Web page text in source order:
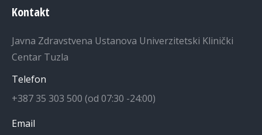
Kontakt
Javna Zdravstvena Ustanova Univerzitetski Klinički
Centar Tuzla
Telefon
+387 35 303 500 (od 07:30 -24:00)
Email